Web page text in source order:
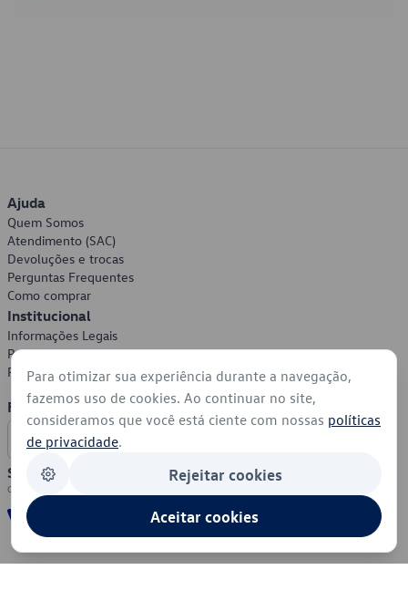
Ajuda
Quem Somos
Atendimento (SAC)
Devoluções e trocas
Perguntas Frequentes
Como comprar
Institucional
Informações Legais
Política de Privacidade
Política de Cookies
Formas de Pagamento
Segurança
Para otimizar sua experiência durante a navegação,
fazemos uso de cookies. Ao continuar no site,
consideramos que você está ciente com nossas políticas
de privacidade.
Rejeitar cookies
Aceitar cookies